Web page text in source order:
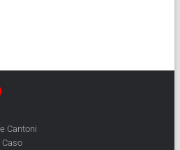
Cantoni
Caso